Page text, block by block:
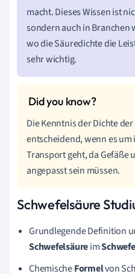
macht. Dieses Wissen ist
sondern auch in Branchen
wo die Säuredichte die
sehr wichtig.
Die Kenntnis der Dichte
entscheidend, wenn es
Transport geht, da Gefäße
angepasst sein müssen.
Schwefelsäure
Grundlegende Definition
Schwefelsäureim
ChemischeFormelvon